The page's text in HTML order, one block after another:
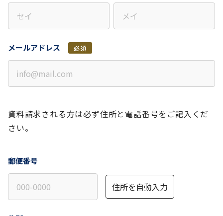
メールアドレス 必須
資料請求される方は必ず住所と電話番号をご記入くだ
さい。
郵便番号
住所を自動入力